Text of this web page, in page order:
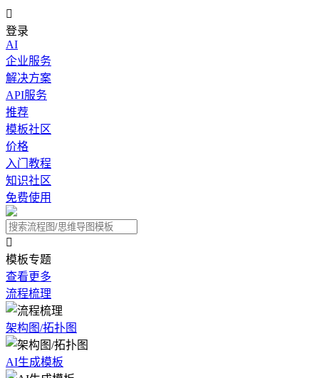

登录
AI
企业服务
解决方案
API服务
推荐
模板社区
价格
入门教程
知识社区
免费使用

模板专题
查看更多
流程梳理
架构图/拓扑图
AI生成模板